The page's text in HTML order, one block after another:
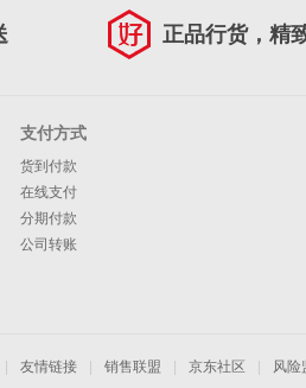
正品行货，精
支付方式
货到付款
在线支付
分期付款
公司转账
友情链接 销售联盟 京东社区 风险